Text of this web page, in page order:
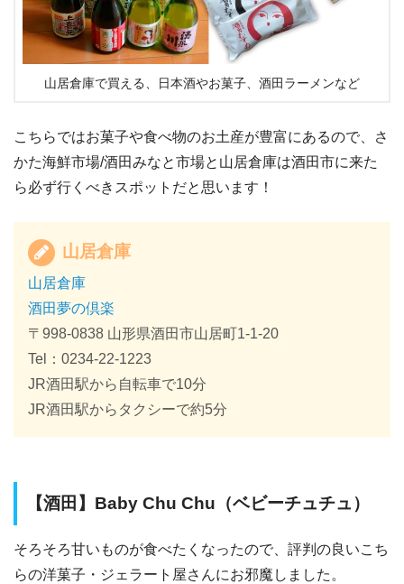
山居倉庫で買える、日本酒やお菓子、酒田ラーメンなど
こちらではお菓子や食べ物のお土産が豊富にあるので、さ
かた海鮮市場/酒田みなと市場と山居倉庫は酒田市に来た
ら必ず行くべきスポットだと思います！
山居倉庫
山居倉庫
酒田夢の倶楽
〒998-0838 山形県酒田市山居町1-1-20
Tel：0234‐22‐1223
JR酒田駅から自転車で10分
JR酒田駅からタクシーで約5分
【酒田】Baby Chu Chu（ベビーチュチュ）
そろそろ甘いものが食べたくなったので、評判の良いこち
らの洋菓子・ジェラート屋さんにお邪魔しました。